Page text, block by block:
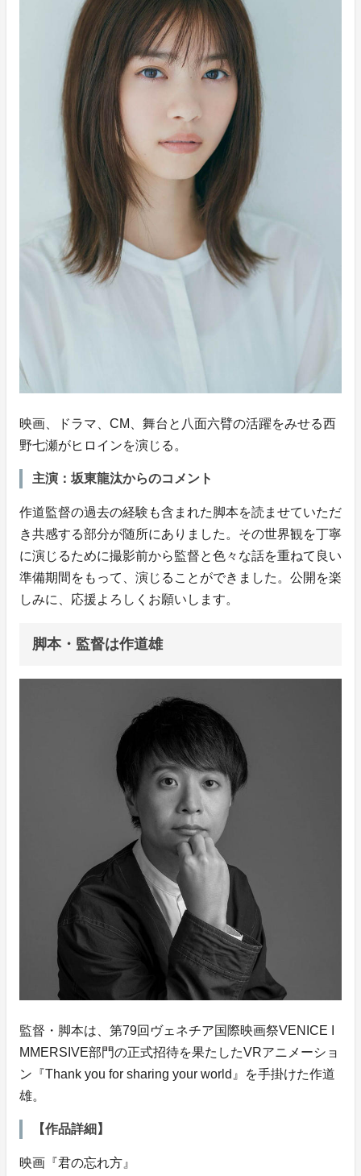
映画、ドラマ、CM、舞台と八面六臂の活躍をみせる西
野七瀬がヒロインを演じる。
主演：坂東龍汰からのコメント
作道監督の過去の経験も含まれた脚本を読ませていただ
き共感する部分が随所にありました。その世界観を丁寧
に演じるために撮影前から監督と色々な話を重ねて良い
準備期間をもって、演じることができました。公開を楽
しみに、応援よろしくお願いします。
脚本・監督は作道雄
監督・脚本は、第79回ヴェネチア国際映画祭VENICE I
MMERSIVE部門の正式招待を果たしたVRアニメーショ
ン『Thank you for sharing your world』を手掛けた作道
雄。
【作品詳細】
映画『君の忘れ方』